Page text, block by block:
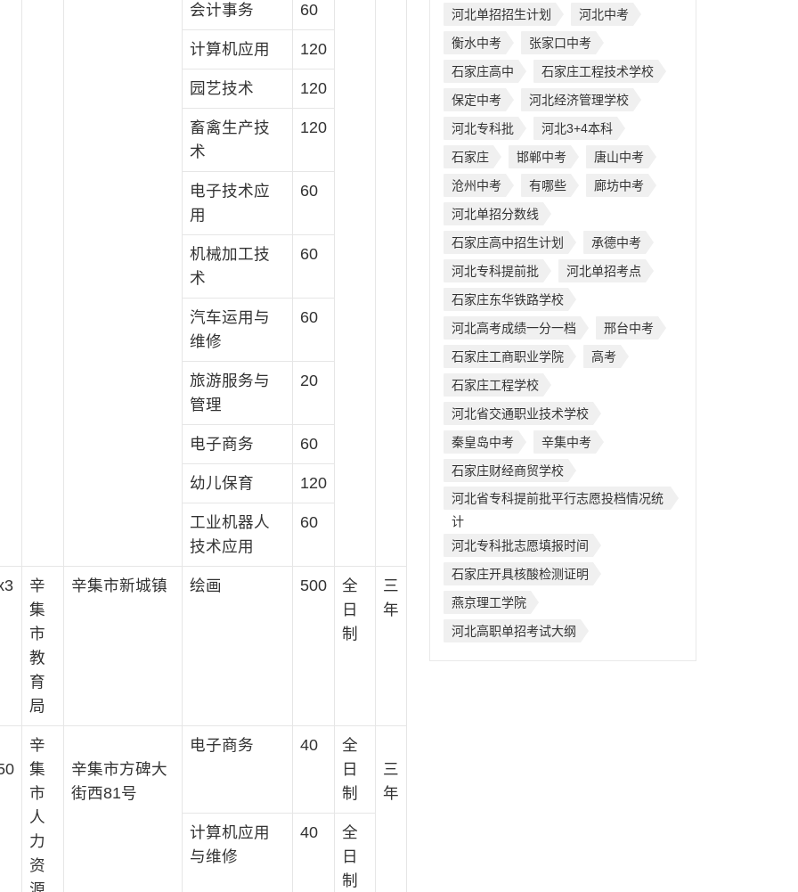
会计事务 60
计算机应用 120
园艺技术 120
畜禽生产技
术
120
电子技术应
用
60
机械加工技
术
60
汽车运用与
维修
60
旅游服务与
管理
20
电子商务 60
幼儿保育 120
工业机器人
技术应用
60
辛
集
市
教
育
局
辛集市新城镇 绘画 500
全
日
制
三
年
辛
集
市
人
力
资
辛集市方碑大
街西81号
电子商务 40
全
日
制
三
年
计算机应用
与维修
40
全
日
制
河北单招招生计划
河北中考
衡水中考
张家口中考
石家庄高中
石家庄工程技术学校
保定中考
河北经济管理学校
河北专科批
河北3+4本科
石家庄
邯郸中考
唐山中考
沧州中考
有哪些
廊坊中考
河北单招分数线
石家庄高中招生计划
承德中考
河北专科提前批
河北单招考点
石家庄东华铁路学校
河北高考成绩一分一档
邢台中考
石家庄工商职业学院
高考
石家庄工程学校
河北省交通职业技术学校
秦皇岛中考
辛集中考
石家庄财经商贸学校
河北省专科提前批平行志愿投档情况统
计
河北专科批志愿填报时间
石家庄开具核酸检测证明
燕京理工学院
河北高职单招考试大纲